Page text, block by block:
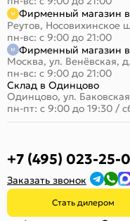
Фирменный магазин
Реутов, Носовихинское
пн-вс: с 9:00 до 21:00
Фирменный магазин в
Москва, ул. Венёвская,
пн-вс: с 9:00 до 21:00
Склад в Одинцово
Одинцово, ул.
пн-пт: с 9:00 до 19:30 /
+7 (495) 023-25-
Заказать звонок
Стать дилером